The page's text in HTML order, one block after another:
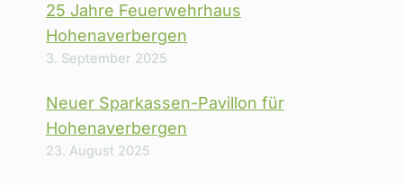
25 Jahre Feuerwehrhaus
Hohenaverbergen
3. September 2025
Neuer Sparkassen-Pavillon für
Hohenaverbergen
23. August 2025